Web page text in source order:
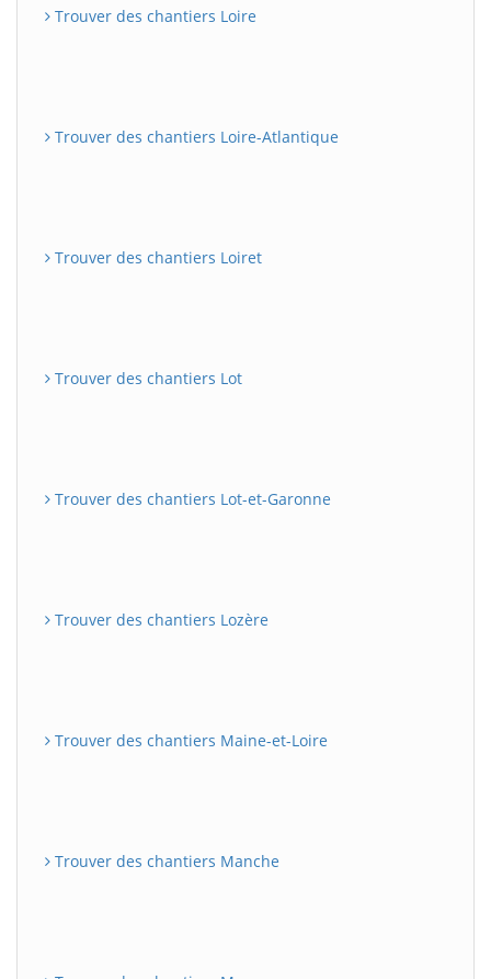
Trouver des chantiers Loire
Trouver des chantiers Loire-Atlantique
Trouver des chantiers Loiret
Trouver des chantiers Lot
Trouver des chantiers Lot-et-Garonne
Trouver des chantiers Lozère
Trouver des chantiers Maine-et-Loire
Trouver des chantiers Manche